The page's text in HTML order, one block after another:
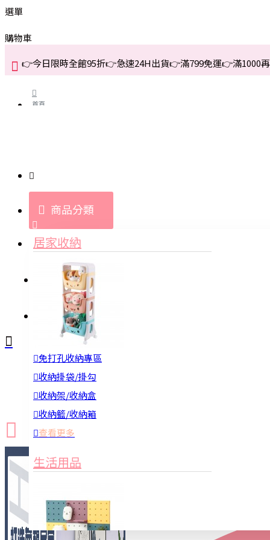
選單
購物車
👉今日限時全館95折👉急速24H出貨👉滿799免運👉滿1000
首頁
商品分類
居家收納
免打孔收納專區
收納掛袋/掛勾
收納架/收納盒
收納籃/收納箱
查看更多
生活用品
登入
新品上市